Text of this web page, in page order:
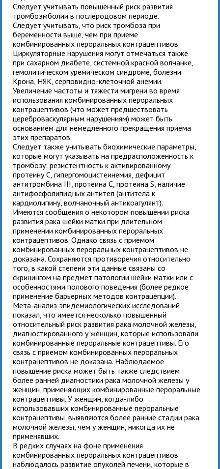
Следует учитывать повышенный риск развития
тромбоэмболии в послеродовом периоде.
Следует учитывать, что риск тромбоза при
беременности выше, чем при приеме
комбинированных пероральных контрацептивов.
Циркуляторные нарушения могут отмечаться также
при сахарном диабете, системной красной волчанке,
гемолитическом уремическом синдроме, болезни
Крона, НЯК, серповидно-клеточной анемии.
Увеличение частоты и тяжести мигрени во время
использования комбинированных пероральных
контрацептивов (что может предшествовать
цереброваскулярным нарушениям) может быть
основанием для немедленного прекращения приема
этих препаратов.
Следует также учитывать биохимические параметры,
которые могут указывать на предрасположенность к
тромбозу: резистентность к активированному
протеину С, гипергомоцистеинемия, дефицит
антитромбина III, протеина С, протеина S, наличие
антифосфолипидных антител (антитела к
кардиолипину, волчаночный антикоагулянт).
Имеются сообщения о некотором повышении риска
развития рака шейки матки при длительном
применении комбинированных пероральных
контрацептивов. Однако связь с приемом
комбинированных пероральных контрацептивов не
доказана. Сохраняются противоречия относительно
того, в какой степени эти данные связаны со
скринингом на предмет патологии шейки матки или с
особенностями полового поведения (более редкое
применение барьерных методов контрацепции).
Мета-анализ эпидемиологических исследований
показал, что имеется несколько повышенный
относительный риск развития рака молочной железы,
диагностированного у женщин, которые использовали
комбинированные пероральные контрацептивы. Его
связь с приемом комбинированных пероральных
контрацептивов не доказана. Наблюдаемое
повышение риска может быть также следствием
более ранней диагностики рака молочной железы у
женщин, применяющих комбинированные пероральные
контрацептивы. У женщин, когда-либо
использовавших комбинированные пероральные
контрацептивы, выявляются более ранние стадии рака
молочной железы, чем у женщин, никогда их не
применявших.
В редких случаях на фоне применения
комбинированных пероральных контрацептивов
наблюдалось развитие опухолей печени, которые в